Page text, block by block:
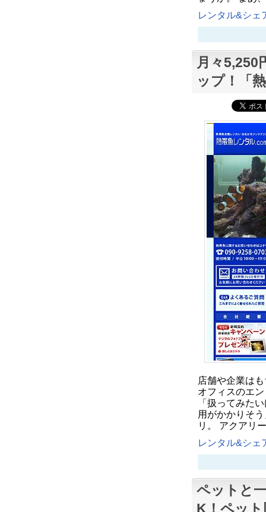
レンタル&シェ
月々5,250
ップ！「
店舗や企業は
オフィスのエ
「扱ってみた
用がかかりそ
リ。 アクアリ
レンタル&シェ
ペットと
K！ペッ